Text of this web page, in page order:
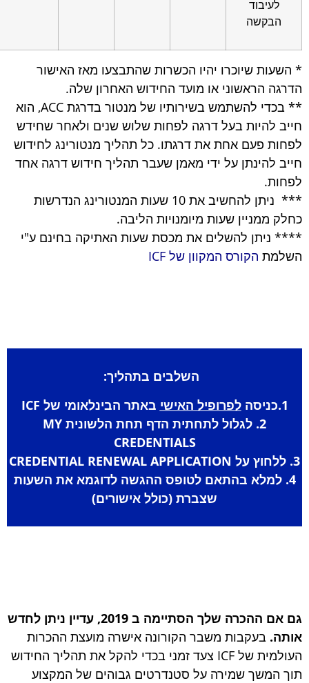
שיוכרו יהיו הכשרות שהתבצעו מאז האישור
או מועד החידוש האחרון שלה.
בכדי להשתמש בשירותיו של מנטור בדרגת ACC, הוא
בעל דרגה לפחות שלוש שנים ולאחר שחידש
אחת את דרגתו. כל תהליך מנטורינג לחידוש
על ידי מאמן שעבר תהליך חידוש דרגה אחד
*** ניתן להחשיב את 10 שעות המנטורינג הנדרשות
שעות מיומנויות הליבה.
להשלים את מכסת שעות האתיקה בחינם ע"י
הקורס המקוון של ICF
השלבים בתהליך:
לפרופיל האישיבאתר הבינלאומי שלICF
MY
CREDENTIALS
CREDENTIAL RENEWAL APPLICATION
בהתאם לטופס ההגשה לדוגמא את השעות
שצברת (כולל אישורים)
גם אם ההכרה שלך הסתיימה ב 2019, עדיין ניתן לחדש
בעקבות משבר הקורונה אישרה מועצת ההכרות
העולמית של ICF צעד זמני בכדי להקל את תהליך החידוש
שמירה על סטנדרטים גבוהים של המקצוע